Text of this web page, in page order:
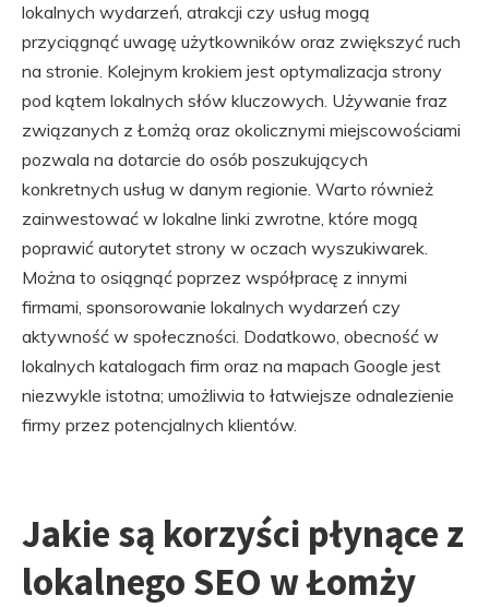
lokalnych wydarzeń, atrakcji czy usług mogą
przyciągnąć uwagę użytkowników oraz zwiększyć ruch
na stronie. Kolejnym krokiem jest optymalizacja strony
pod kątem lokalnych słów kluczowych. Używanie fraz
związanych z Łomżą oraz okolicznymi miejscowościami
pozwala na dotarcie do osób poszukujących
konkretnych usług w danym regionie. Warto również
zainwestować w lokalne linki zwrotne, które mogą
poprawić autorytet strony w oczach wyszukiwarek.
Można to osiągnąć poprzez współpracę z innymi
firmami, sponsorowanie lokalnych wydarzeń czy
aktywność w społeczności. Dodatkowo, obecność w
lokalnych katalogach firm oraz na mapach Google jest
niezwykle istotna; umożliwia to łatwiejsze odnalezienie
firmy przez potencjalnych klientów.
Jakie są korzyści płynące z
lokalnego SEO w Łomży